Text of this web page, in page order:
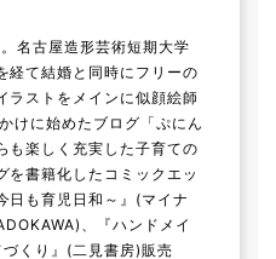
名古屋造形芸術短期大学
経て結婚と同時にフリーの
ラストをメインに似顔絵師
けに始めたブログ「ぷにん
も楽しく充実した子育ての
を書籍化したコミックエッ
日も育児日和～』(マイナ
、『ハンドメイ
くり』(二見書房)販売